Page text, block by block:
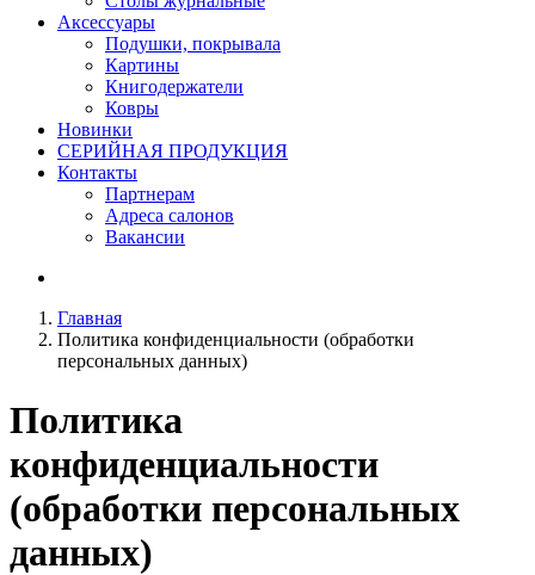
Аксессуары
Подушки, покрывала
Картины
Книгодержатели
Ковры
Новинки
СЕРИЙНАЯ ПРОДУКЦИЯ
Контакты
Партнерам
Адреса салонов
Вакансии
Главная
Политика конфиденциальности (обработки
персональных данных)
Политика
конфиденциальности
(обработки персональных
данных)